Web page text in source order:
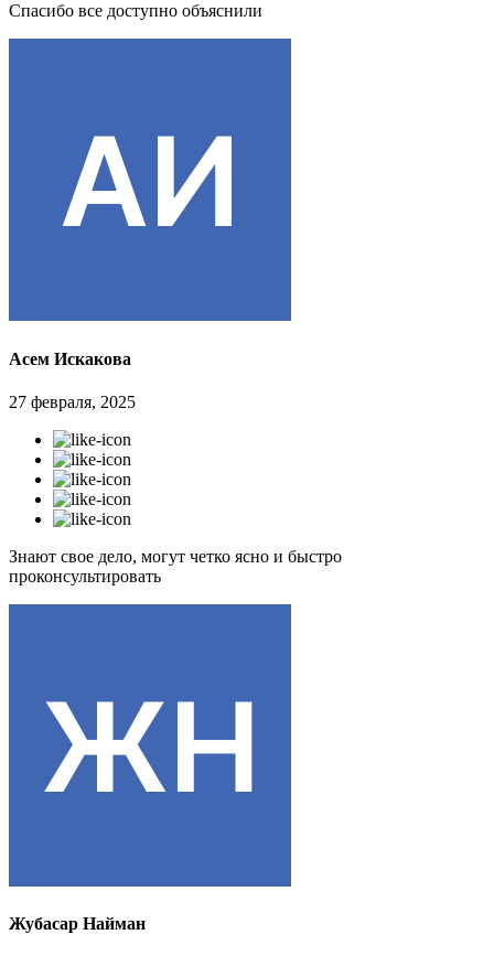
Спасибо все доступно объяснили
Асем Искакова
27 февраля, 2025
Знают свое дело, могут четко ясно и быстро
проконсультировать
Жубасар Найман